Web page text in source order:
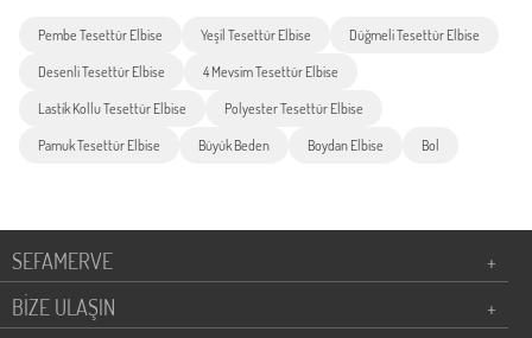
Pembe Tesettür Elbise Yeşil Tesettür Elbise Düğmeli Tesettür Elbise
Desenli Tesettür Elbise 4 Mevsim Tesettür Elbise
Lastik Kollu Tesettür Elbise Polyester Tesettür Elbise
Pamuk Tesettür Elbise Büyük Beden Boydan Elbise Bol
SEFAMERVE
+
BİZE ULAŞIN
+